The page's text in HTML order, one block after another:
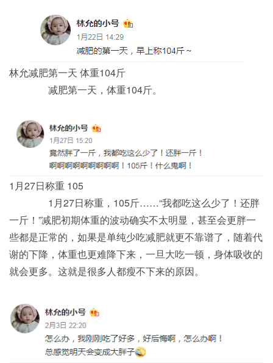
林允减肥第一天 体重104斤
减肥第一天，体重104斤。
1月27日称重 105
1月27日称重，105斤……“我都吃这么少了！还胖
一斤！”减肥初期体重的波动确实不太明显，甚至会更胖一
些都是正常的，如果是单纯少吃减肥就更不靠谱了，随着代
谢的下降，体重也更难降下来，一旦大吃一顿，身体吸收的
就会更多。这就是很多人都瘦不下来的原因。